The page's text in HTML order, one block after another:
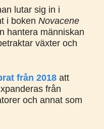
lutar sig in i
i boken Novacene
hantera människan
växter och
från 2018 att
från
och annat som